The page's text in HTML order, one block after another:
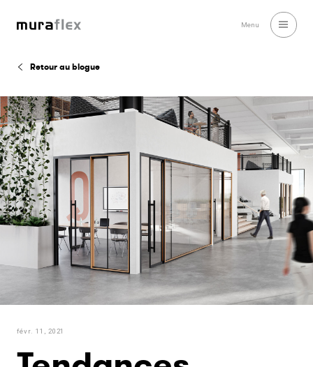
Menu
Retour au blogue
févr. 11, 2021